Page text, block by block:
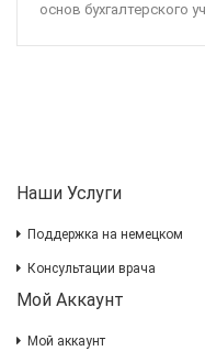
основ бухгалтерского
Наши Услуги
Поддержка на немецком
Консультации врача
Мой Аккаунт
Мой аккаунт